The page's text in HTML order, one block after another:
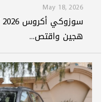
May 18, 2026
هجين واقتص...